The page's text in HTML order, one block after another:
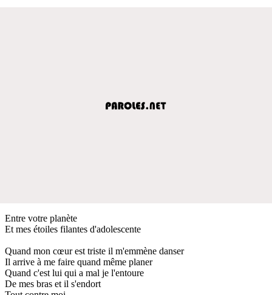
Entre votre planète
Et mes étoiles filantes d'adolescente
Quand mon cœur est triste il m'emmène danser
Il arrive à me faire quand même planer
Quand c'est lui qui a mal je l'entoure
De mes bras et il s'endort